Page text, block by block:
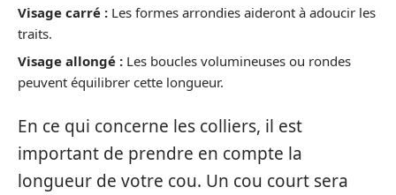
Visage carré : Les formes arrondies aideront à adoucir les
traits.
Visage allongé : Les boucles volumineuses ou rondes
peuvent équilibrer cette longueur.
En ce qui concerne les colliers, il est
important de prendre en compte la
longueur de votre cou. Un cou court sera